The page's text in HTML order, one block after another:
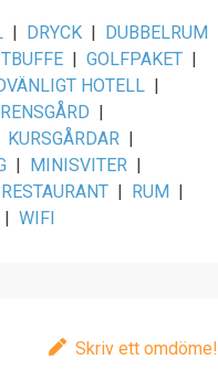
| DRYCK | DUBBELRUM
| GOLFPAKET |
HOTELL |
|
KURSGÅRDAR |
| MINISVITER |
RESTAURANT | RUM |
| WIFI
Skriv ett omdöme!